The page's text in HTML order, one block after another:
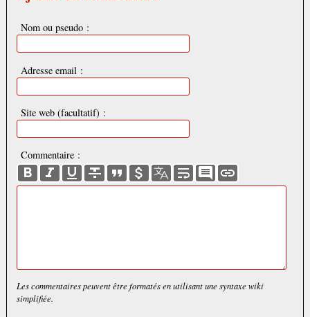
Nom ou pseudo :
Adresse email :
Site web (facultatif) :
Commentaire :
Les commentaires peuvent être formatés en utilisant une syntaxe wiki
simplifiée.